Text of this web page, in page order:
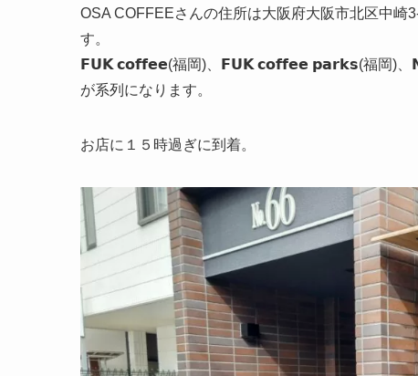
OSA COFFEEさんの住所は大阪府大阪市北区中崎
す。
𝗙𝗨𝗞 𝗰𝗼𝗳𝗳𝗲𝗲(福岡)、𝗙𝗨𝗞 𝗰𝗼𝗳𝗳𝗲𝗲 𝗽𝗮𝗿𝗸𝘀(福岡)
が系列になります。
お店に１５時過ぎに到着。